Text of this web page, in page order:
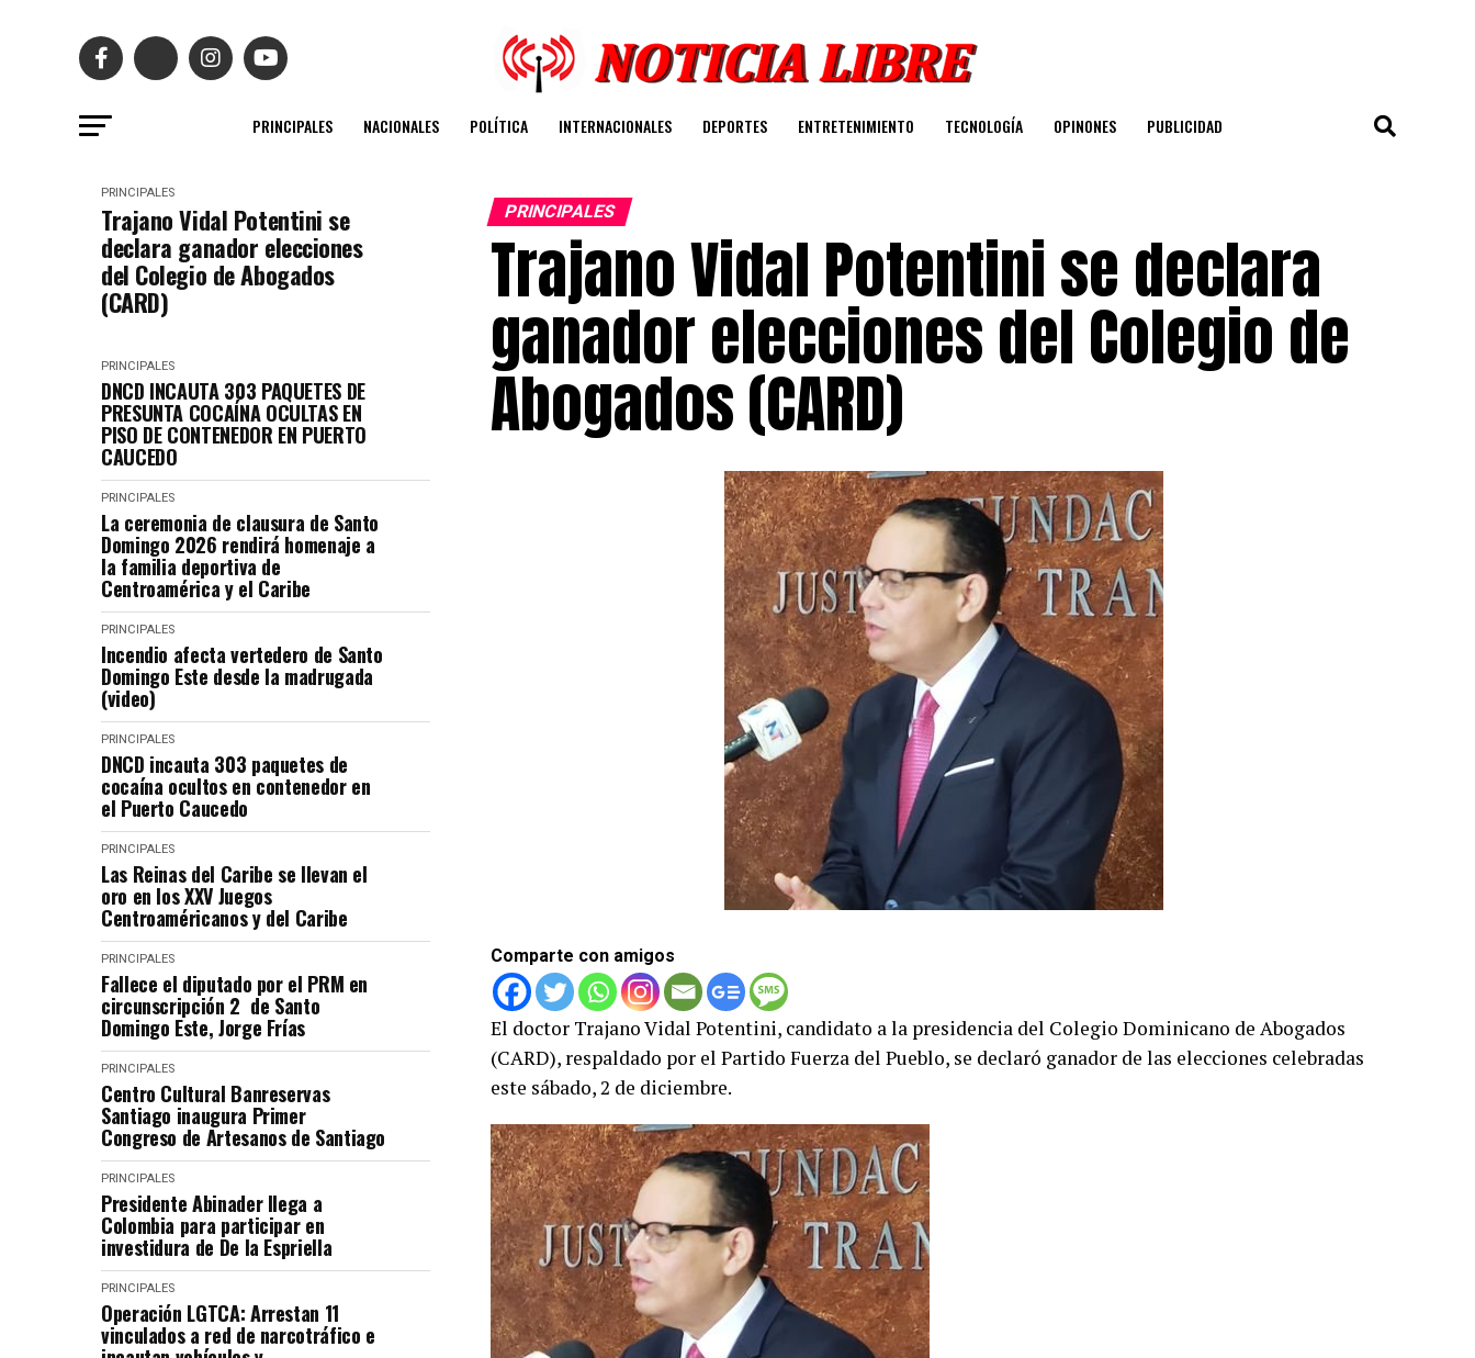
PRINCIPALES NACIONALES POLÍTICA INTERNACIONALES DEPORTES ENTRETENIMIENTO TECNOLOGÍA OPINONES PUBLICIDAD
PRINCIPALES
Trajano Vidal Potentini se
declara ganador elecciones
del Colegio de Abogados
(CARD)
PRINCIPALES
DNCD INCAUTA 303 PAQUETES DE
PRESUNTA COCAÍNA OCULTAS EN
PISO DE CONTENEDOR EN PUERTO
CAUCEDO
PRINCIPALES
La ceremonia de clausura de Santo
Domingo 2026 rendirá homenaje a
la familia deportiva de
Centroamérica y el Caribe
PRINCIPALES
Incendio afecta vertedero de Santo
Domingo Este desde la madrugada
(video)
PRINCIPALES
DNCD incauta 303 paquetes de
cocaína ocultos en contenedor en
el Puerto Caucedo
PRINCIPALES
Las Reinas del Caribe se llevan el
oro en los XXV Juegos
Centroaméricanos y del Caribe
PRINCIPALES
Fallece el diputado por el PRM en
circunscripción 2 de Santo
Domingo Este, Jorge Frías
PRINCIPALES
Centro Cultural Banreservas
Santiago inaugura Primer
Congreso de Artesanos de Santiago
PRINCIPALES
Presidente Abinader llega a
Colombia para participar en
investidura de De la Espriella
PRINCIPALES
Operación LGTCA: Arrestan 11
vinculados a red de narcotráfico e
PRINCIPALES
Trajano Vidal Potentini se declara
ganador elecciones del Colegio de
Abogados (CARD)
Comparte con amigos
El doctor Trajano Vidal Potentini, candidato a la presidencia del Colegio Dominicano de Abogados
(CARD), respaldado por el Partido Fuerza del Pueblo, se declaró ganador de las elecciones celebradas
este sábado, 2 de diciembre.